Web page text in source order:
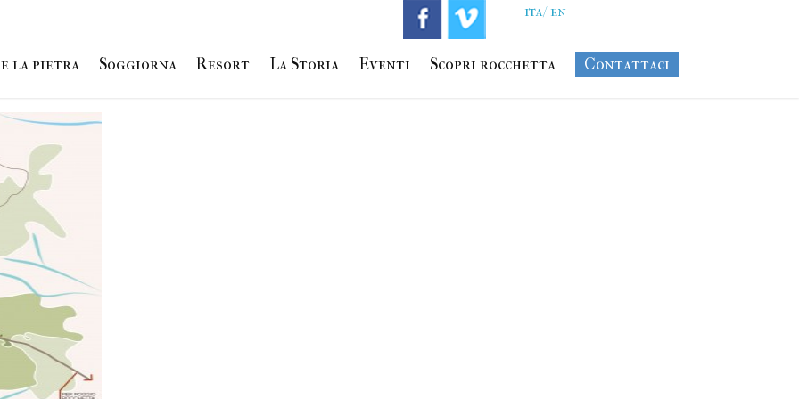
ita en
la pietra Soggiorna Resort La Storia Eventi Scopri rocchetta Contattaci
– mappa